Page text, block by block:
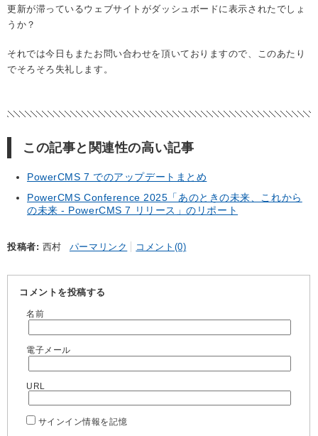
更新が滞っているウェブサイトがダッシュボードに表示されたでしょ
うか？
それでは今日もまたお問い合わせを頂いておりますので、このあたり
でそろそろ失礼します。
この記事と関連性の高い記事
PowerCMS 7 でのアップデートまとめ
PowerCMS Conference 2025「あのときの未来、これから
の未来 - PowerCMS 7 リリース」のリポート
投稿者 西村 パーマリンク コメント(0)
コメントを投稿する
名前
電子メール
URL
サインイン情報を記憶